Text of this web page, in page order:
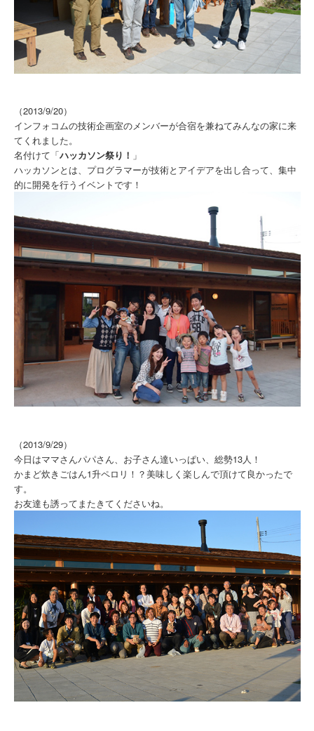
（2013/9/20）
インフォコムの技術企画室のメンバーが合宿を兼ねてみんなの家に来
てくれました。
名付けて「ハッカソン祭り！ 」
ハッカソンとは、プログラマーが技術とアイデアを出し合って、集中
的に開発を行うイベントです！
（2013/9/29）
今日はママさんパパさん、お子さん達いっぱい、総勢13人！
かまど炊きごはん1升ペロリ！？美味しく楽しんで頂けて良かったで
す。
お友達も誘ってまたきてくださいね。